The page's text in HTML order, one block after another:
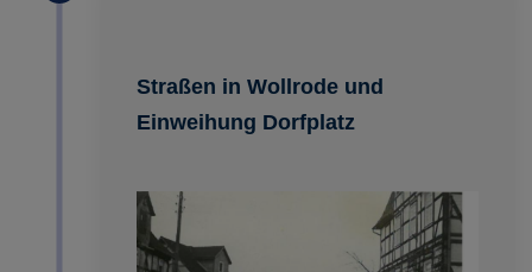
Straßen in Wollrode und
Einweihung Dorfplatz